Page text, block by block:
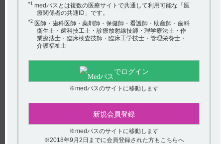
ます。 使用...
【コアテック】 高齢者への投与に関する注意事項
は？
電子添文には、高齢者への投与に関する以下の記載があります。
肝・腎機能が低下していることが多く、副作用が発現しやすいと
推定される。（引用1、...
【コアテック】 投薬期間に制限はありますか？
インタビューフォームには、「本剤は、投薬（あるいは投与）期
*1 medパスとは複数の医療サイトで共通して利用可能な「医
療関係者の共通ID」です。
*2 医師・歯科医師・薬剤師・保健師・看護師・助産師・歯科
衛生士・歯科技工士・診療放射線技師・理学療法士・作
業療法士・臨床検査技師・臨床工学技士・管理栄養士・
介護福祉士
でログイン
※medパスのサイトに移動します
新規会員登録
※medパスのサイトに移動します
※2018年9月2日までに会員登録された方もこちらへ